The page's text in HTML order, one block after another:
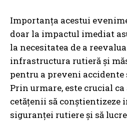
Importanța acestui
doar la impactul imediat
la necesitatea de a
infrastructura rutieră și
pentru a preveni
Prin urmare, este crucial
cetățenii să conștientizeze
siguranței rutiere și să